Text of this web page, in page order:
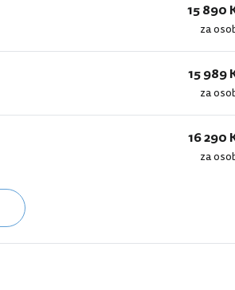
15 890
za
15 989
za
16 290
za